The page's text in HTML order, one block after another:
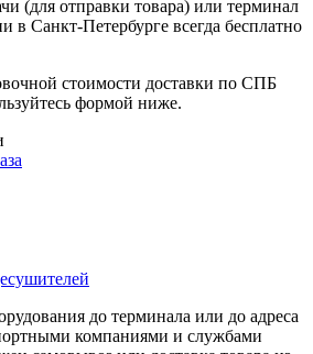
(для отправки товара) или терминал
в Санкт-Петербурге всегда бесплатно
стоимости доставки по СПБ
формой ниже.
до терминала или до адреса
компаниями и службами